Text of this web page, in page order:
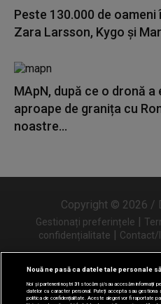
Peste 130.000 de oameni
Zara Larsson, Kygo și
MApN, după ce o dronă
aproape de granița cu
noastre...
Copyright © 2026 /
Gestionați preferințele |
confidențialitate | Contact/
Nouă ne pasă ca datele tale personale
Noi și partenerii noștri31 stocăm și/sau accesăm informații
datelor cu caracter personal. Puteți accepta sau gestiona
politica de confidențialitate. Aceste alegeri vor fi raportate